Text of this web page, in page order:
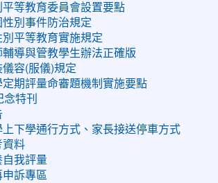
平等教育委員會設置要點
性別事件防治規定
別平等教育實施規定
輔導與管教學生辦法正確版
儀容(服儀)規定
定期評量命審題機制實施要點
特刊
下學通行方式、家長接送停車方式
資料
自我評量
訴專區